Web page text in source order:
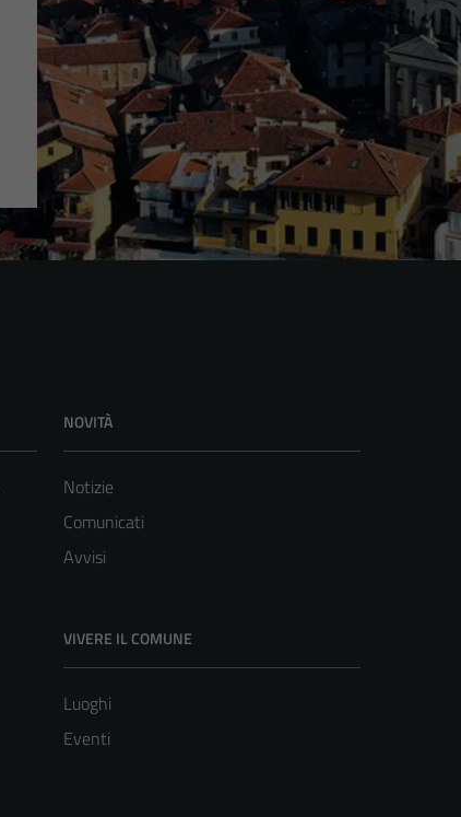
NOVITÀ
Notizie
Comunicati
Avvisi
VIVERE IL COMUNE
Luoghi
Eventi